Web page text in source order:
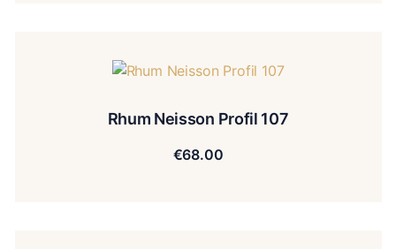
Rhum Neisson Profil 107
€68.00